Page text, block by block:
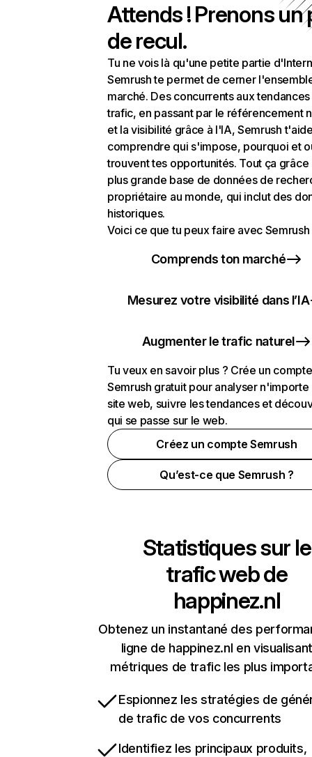
Attends ! Prenons un
de recul.
Tu ne vois là qu'une petite partie
Semrush te permet de cerner
marché. Des concurrents aux
trafic, en passant par le référencement
et la visibilité grâce à l'IA, Semrush
comprendre qui s'impose, pourquoi et
trouvent tes opportunités. Tout ça grâce
plus grande base de données de
propriétaire au monde, qui inclut des
historiques.
Voici ce que tu peux faire avec Semrush
Comprends ton marché
Mesurez votre visibilité dans l’IA
Augmenter le trafic naturel
Tu veux en savoir plus ? Crée un compte
Semrush gratuit pour analyser n'importe
site web, suivre les tendances et
qui se passe sur le web.
Créez un compte Semrush
Qu’est-ce que Semrush ?
Statistiques sur le
trafic web de
happinez.nl
Obtenez un instantané des
ligne de happinez.nl en
métriques de trafic les plus
Espionnez les stratégies de
de trafic de vos concurrents
Identifiez les principaux produits,